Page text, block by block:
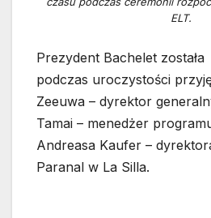
ELT.
Prezydent Bachelet została
podczas uroczystości
Zeeuwa – dyrektor
Tamai – menedżer
Andreasa Kaufer –
Paranal w La Silla.